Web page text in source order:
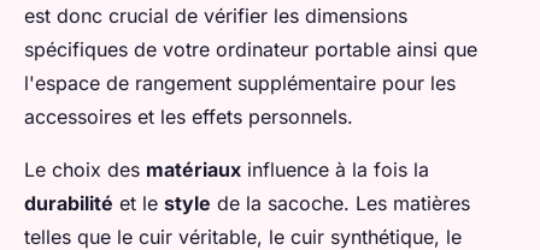
est donc crucial de vérifier les dimensions
spécifiques de votre ordinateur portable ainsi que
l'espace de rangement supplémentaire pour les
accessoires et les effets personnels.
Le choix des matériaux influence à la fois la
durabilité et le style de la sacoche. Les matières
telles que le cuir véritable, le cuir synthétique, le